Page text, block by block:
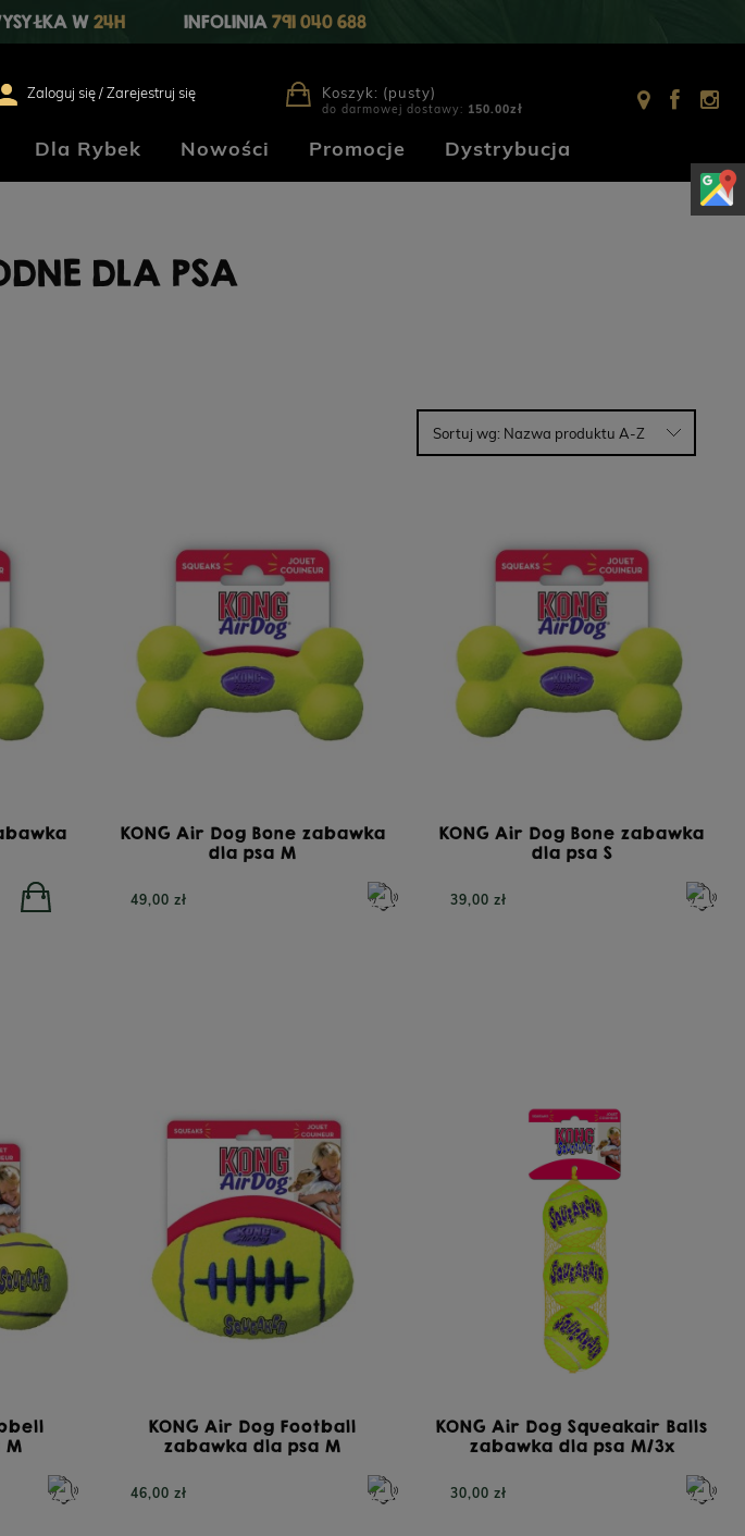
W 24H INFOLINIA 791 040 688
Zaloguj się / Zarejestruj się Koszyk: (pusty)
do darmowej dostawy: 150.00zł
Dla Rybek Nowości Promocje
Dystrybucja
DLA PSA
Sortuj wg: Nazwa produktu A-Z
KONG Air Dog Bone zabawka
dla psa M
49,00 zł
KONG Air Dog Bone zabawka
dla psa S
39,00 zł
M
KONG Air Dog Football
zabawka dla psa M
46,00 zł
KONG Air Dog Squeakair Balls
zabawka dla psa M/3x
30,00 zł